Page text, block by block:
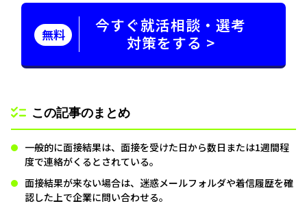
無料
今すぐ就活相談・選考
対策をする >
この記事のまとめ
一般的に面接結果は、面接を受けた日から数日または1週間程
度で連絡がくるとされている。
面接結果が来ない場合は、迷惑メールフォルダや着信履歴を確
認した上で企業に問い合わせる。